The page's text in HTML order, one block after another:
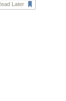
Later